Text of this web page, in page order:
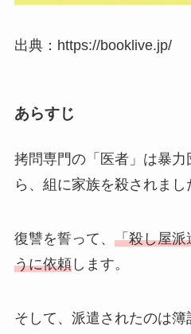
出典：https://booklive.jp/
あらすじ
拷問専門の「医者」は暴
ら、組に家族を殺されまし
復讐を誓って、 「殺し屋派
うに依頼します。
そして、派遣されたのは